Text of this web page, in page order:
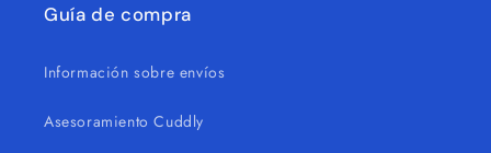
Guía de compra
Información sobre envíos
Asesoramiento Cuddly